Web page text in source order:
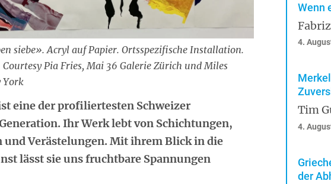
siebe». Acryl auf Papier. Ortsspezifische Installation.
Courtesy Pia Fries, Mai 36 Galerie Zürich und Miles
York
eine der profiliertesten Schweizer
Ihr Werk lebt von Schichtungen,
und Verästelungen. Mit ihrem Blick in die
lässt sie uns fruchtbare Spannungen
Wenn
4.
Tim
4.
der